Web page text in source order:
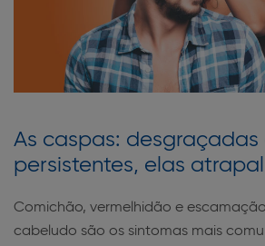
As caspas: desgraçadas
persistentes, elas
Comichão, vermelhidão e
cabeludo são os sintomas mais